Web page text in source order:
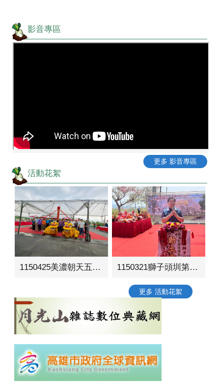
影音專區
更多 影音專區
活動花絮
1150425美濃朝天五穀宮周邊環境營造工程動土典禮 1150321獅子頭圳第二幹線環境綠美化工程動土典禮
更多 活動花絮